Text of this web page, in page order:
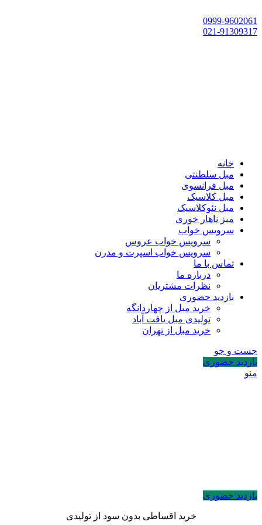
0999-9602061
021-91309317
خانه
مبل سلطنتی
مبل فرانسوی
مبل کلاسیک
مبل نئوکلاسیک
میز ناهار خوری
سرویس خواب
سرویس خواب عروس
سرویس خواب اسپرت و مدرن
تماس با ما
درباره ما
نظرات مشتریان
بازدید حضوری
خرید مبل از چهاردانگه
تولیدی مبل یافت آباد
خرید مبل از تهران
جست و جو
بازدید حضوری
منو
بازدید حضوری
خرید اقساطی بدون سود از تولیدی